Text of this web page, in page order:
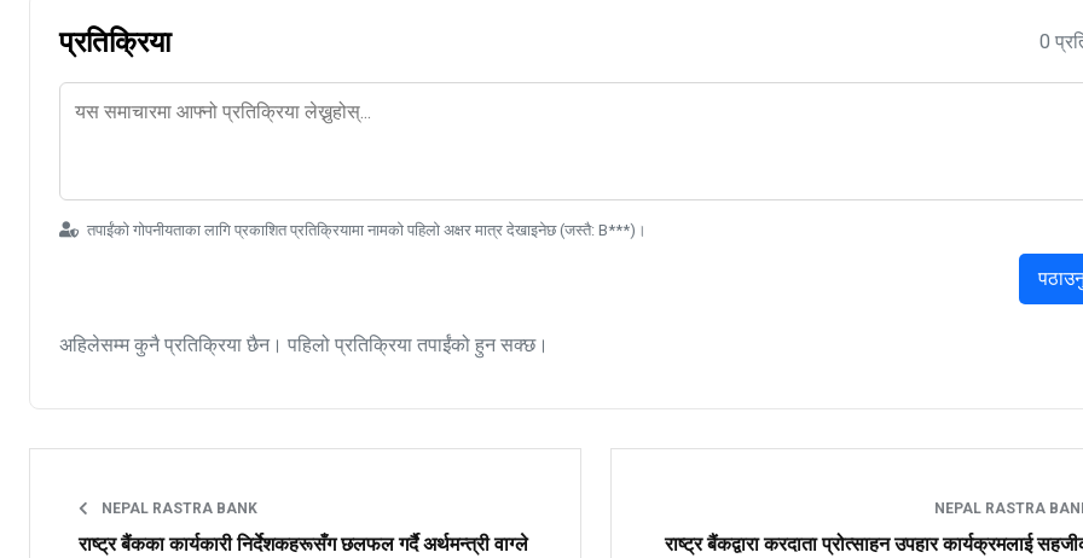
प्रतिक्रिया 0
तपाईंको गोपनीयताका लागि प्रकाशित प्रतिक्रियामा नामको पहिलो अक्षर मात्र देखाइनेछ (जस्तै: B***)।
अहिलेसम्म कुनै प्रतिक्रिया छैन। पहिलो प्रतिक्रिया तपाईंको हुन सक्छ।
NEPAL RASTRA BANK
राष्ट्र बैंकका कार्यकारी निर्देशकहरूसँग छलफल गर्दै अर्थमन्त्री वाग्ले
NEPAL RASTRA
राष्ट्र बैंकद्वारा करदाता प्रोत्साहन उपहार कार्यक्रमलाई